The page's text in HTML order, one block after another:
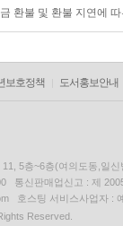
환불 및 환불 지연에
보호정책 도서홍보안내
5층~6층(여의도동,일신
통신판매업신고 : 제
호스팅 서비스사업자 :
Reserved.